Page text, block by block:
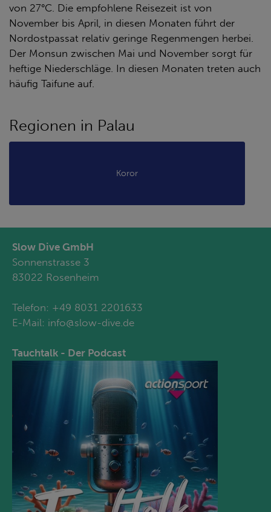
von 27°C. Die empfohlene Reisezeit ist von
November bis April, in diesen Monaten führt der
Nordostpassat relativ geringe Regenmengen herbei.
Der Monsun zwischen Mai und November sorgt für
heftige Niederschläge. In diesen Monaten treten auch
häufig Taifune auf.
Regionen in Palau
Koror
Slow Dive GmbH
Sonnenstrasse 3
83022 Rosenheim
Telefon: +49 8031 2201633
E-Mail: info@slow-dive.de
Tauchtalk - Der Podcast